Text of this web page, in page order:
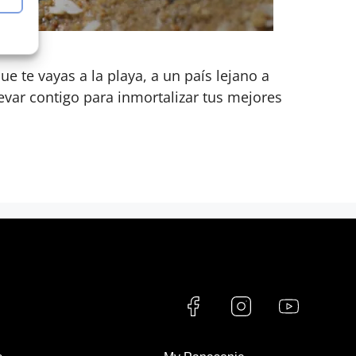
te vayas a la playa, a un país lejano a
contigo para inmortalizar tus mejores